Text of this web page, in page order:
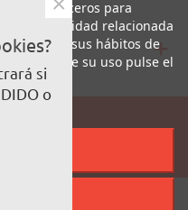
y de terceros para
publicidad relacionada
de sus hábitos de
sobre su uso pulse el
TODO
si
o